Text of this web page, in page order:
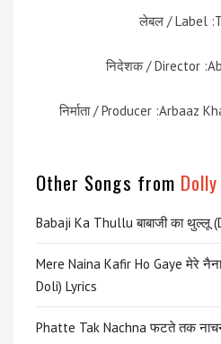
लेबल / Label
निदेशक / Director
निर्माता / Producer :Arbaaz
Other Songs from
Babaji Ka Thullu बाबाजी का थुल्लू
Mere Naina Kafir Ho Gaye मेरे
Doli) Lyrics
Phatte Tak Nachna फटते तक